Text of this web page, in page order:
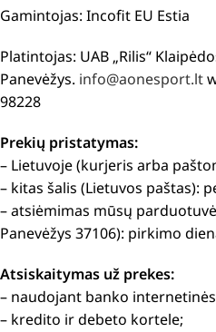
Gamintojas: Incofit EU Estia
Platintojas: UAB „Rilis“
Panevėžys. info@aonesport.lt
98228
Prekių pristatymas:
– Lietuvoje (kurjeris arba
– kitas šalis (Lietuvos paštas):
– atsiėmimas mūsų
Panevėžys 37106): pirkimo
Atsiskaitymas už prekes:
– naudojant banko
– kredito ir debeto kortele;